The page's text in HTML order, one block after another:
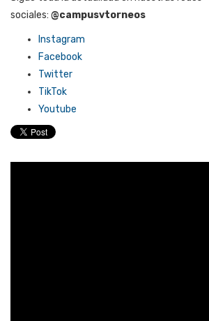
sociales: @campusvtorneos
Instagram
Facebook
Twitter
TikTok
Youtube